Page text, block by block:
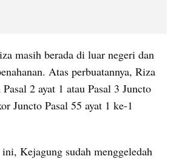
masih berada di luar negeri dan
Atas perbuatannya, Riza
2 ayat 1 atau Pasal 3 Juncto
Juncto Pasal 55 ayat 1 ke-1
Kejagung sudah menggeledah